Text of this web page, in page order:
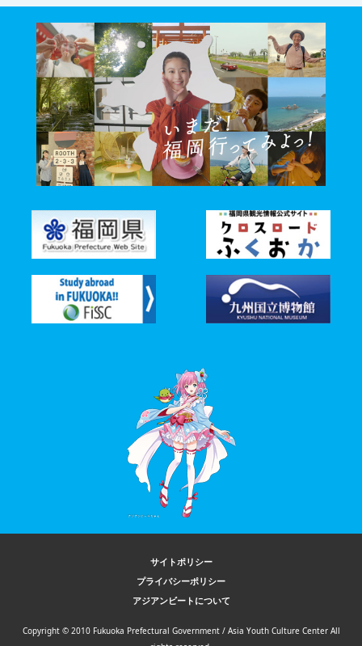
サイトポリシー
プライバシーポリシー
アジアンビートについて
Copyright © 2010 Fukuoka Prefectural Government / Asia Youth Culture Center All